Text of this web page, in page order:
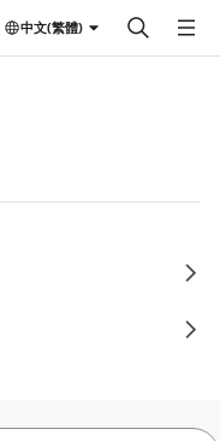
中文(繁體)